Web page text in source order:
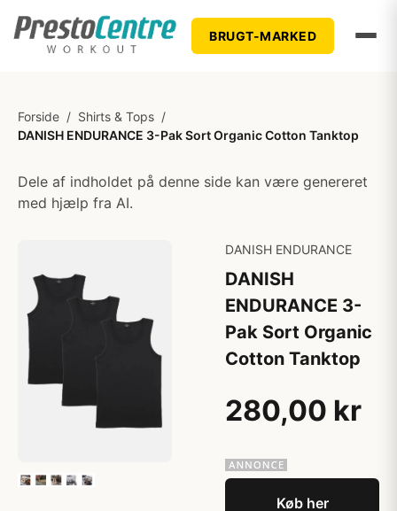
BRUGT-MARKED
Forside / Shirts & Tops /
DANISH ENDURANCE 3-Pak Sort Organic Cotton Tanktop
Dele af indholdet på denne side kan være genereret
med hjælp fra AI.
DANISH ENDURANCE
DANISH
ENDURANCE 3-
Pak Sort Organic
Cotton Tanktop
280,00 kr
Køb her